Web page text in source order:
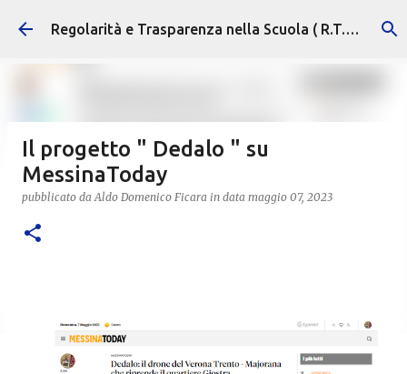
Passa ai contenuti principali Regolarità e Trasparenza nella Scuola ( R.T.S. )
Il progetto " Dedalo " su
MessinaToday
pubblicato daAldo Domenico Ficara in data maggio 07, 2023